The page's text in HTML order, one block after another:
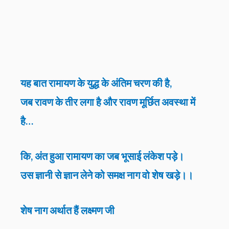
यह बात रामायण के युद्ध के अंतिम चरण की है,
जब रावण के तीर लगा है और रावण मूर्छित अवस्था में
है…
कि, अंत हुआ रामायण का जब भूसाई लंकेश पड़े।
उस ज्ञानी से ज्ञान लेने को समक्ष नाग वो शेष खड़े।।
शेष नाग अर्थात हैं लक्ष्मण जी